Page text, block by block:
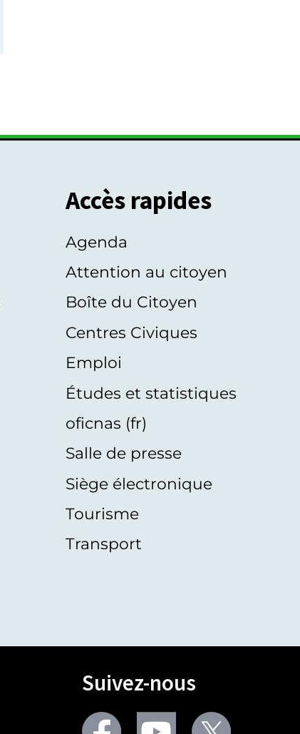
Accès rapides
Agenda
Attention au citoyen
Boîte du Citoyen
Centres Civiques
Emploi
Études et statistiques
oficnas (fr)
Salle de presse
Siège électronique
Tourisme
Transport
Suivez-nous
Facebook Youtube